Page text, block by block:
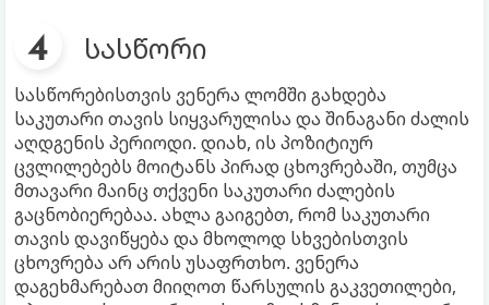
სასწორი
სასწორებისთვის ვენერა ლომში გახდება
საკუთარი თავის სიყვარულისა და შინაგანი ძალის
აღდგენის პერიოდი. დიახ, ის პოზიტიურ
ცვლილებებს მოიტანს პირად ცხოვრებაში, თუმცა
მთავარი მაინც თქვენი საკუთარი ძალების
გაცნობიერებაა. ახლა გაიგებთ, რომ საკუთარი
თავის დავიწყება და მხოლოდ სხვებისთვის
ცხოვრება არ არის უსაფრთხო. ვენერა
დაგეხმარებათ მიიღოთ წარსულის გაკვეთილები,